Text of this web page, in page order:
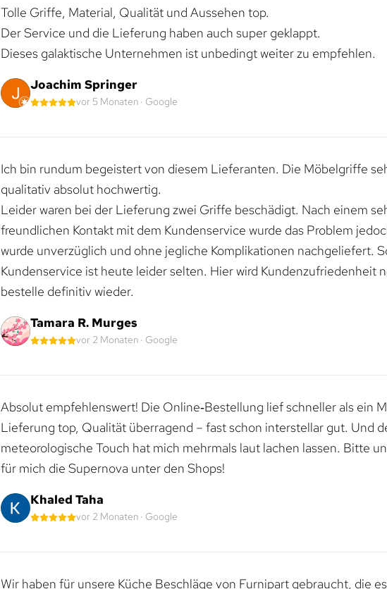
Tolle Griffe, Material, Qualität und Aussehen top.
Der Service und die Lieferung haben auch super geklappt.
Dieses galaktische Unternehmen ist unbedingt weiter zu empfehlen.
Joachim Springer
vor 5 Monaten · Google
Ich bin rundum begeistert von diesem Lieferanten. Die Möbelgriffe
qualitativ absolut hochwertig.
Leider waren bei der Lieferung zwei Griffe beschädigt. Nach einem
freundlichen Kontakt mit dem Kundenservice wurde das Problem
wurde unverzüglich und ohne jegliche Komplikationen nachgeliefert.
Kundenservice ist heute leider selten. Hier wird Kundenzufriedenheit
bestelle definitiv wieder.
Tamara R. Murges
vor 2 Monaten · Google
Absolut empfehlenswert! Die Online‑Bestellung lief schneller als ein
Lieferung top, Qualität überragend – fast schon interstellar gut. Und
meteorologische Touch hat mich mehrmals laut lachen lassen. Bitte
für mich die Supernova unter den Shops!
Khaled Taha
vor 2 Monaten · Google
Wir haben für unsere Küche Beschläge von Furnipart gebraucht, die